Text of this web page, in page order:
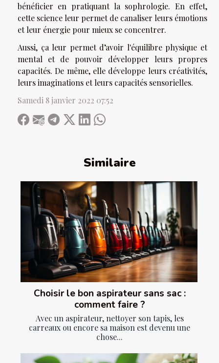
Similaire
Choisir le bon aspirateur sans sac :
comment faire ?
Avec un aspirateur, nettoyer son tapis, les
carreaux ou encore sa maison est devenu une
chose...
bénéficier en pratiquant la sophrologie. En effet,
cette science leur permet de canaliser leurs émotions
et leur énergie pour mieux se concentrer.
Aussi, ça leur permet d’avoir l'équilibre physique et
mental et de pouvoir développer leurs propres
capacités. De même, elle développe leurs créativités,
leurs imaginations et leurs capacités sensorielles.
Samedi 8 janvier 2022 07:52